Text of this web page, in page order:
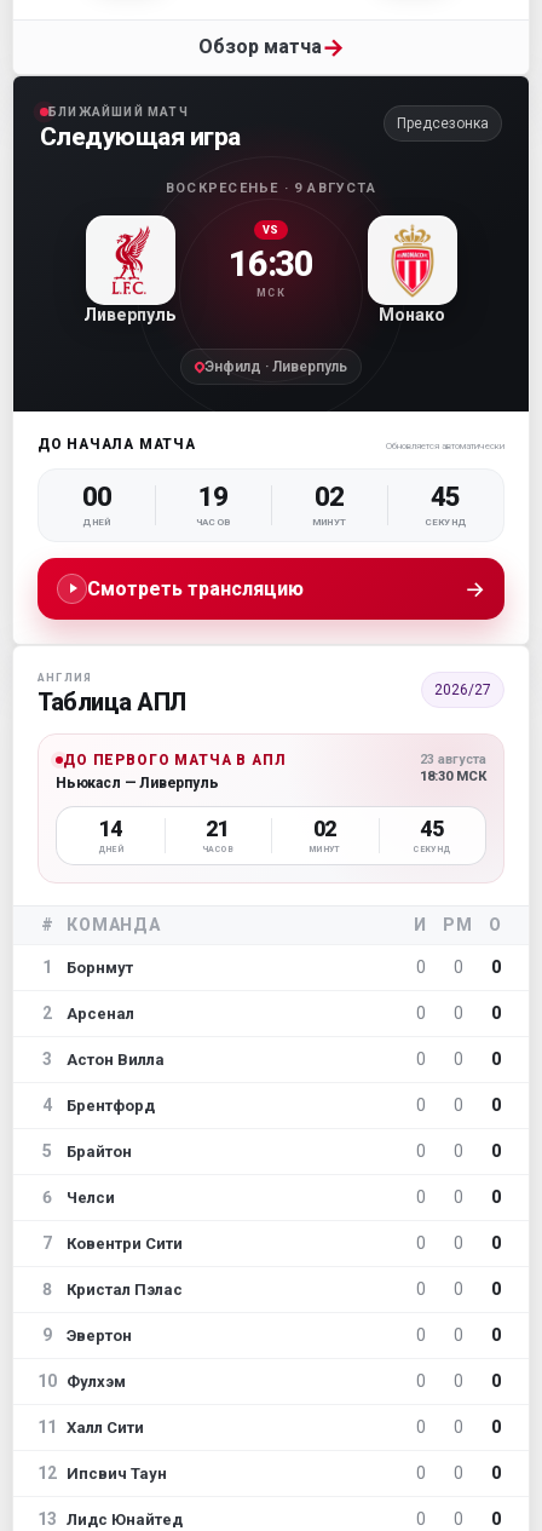
Обзор матча→
БЛИЖАЙШИЙ МАТЧ
Следующая игра Предсезонка
ВОСКРЕСЕНЬЕ · 9 АВГУСТА
Ливерпуль
VS
16:30
МСК
Монако
Энфилд · Ливерпуль
ДО НАЧАЛА МАТЧА Обновляется автоматически
00
ДНЕЙ
19
ЧАСОВ
02
МИНУТ
44
СЕКУНД
Смотреть трансляцию →
АНГЛИЯ
Таблица АПЛ 2026/27
ДО ПЕРВОГО МАТЧА В АПЛ
Ньюкасл — Ливерпуль
23 августа
18:30 МСК
14
ДНЕЙ
21
ЧАСОВ
02
МИНУТ
44
СЕКУНД
# КОМАНДА И РМ О
1 Борнмут 0 0 0
2 Арсенал 0 0 0
3 Астон Вилла 0 0 0
4 Брентфорд 0 0 0
5 Брайтон 0 0 0
6 Челси 0 0 0
7 Ковентри Сити 0 0 0
8 Кристал Пэлас 0 0 0
9 Эвертон 0 0 0
10 Фулхэм 0 0 0
11 Халл Сити 0 0 0
12 Ипсвич Таун 0 0 0
13 Лидс Юнайтед 0 0 0